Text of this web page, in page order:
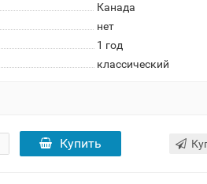
Канада
нет
1 год
классический
Купить